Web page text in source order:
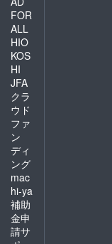
FOR
ALL
HIO
KOS
HI
JFA
クラ
ウド
ファ
ン
ディ
ング
mac
hi-ya
補助
金申
請サ